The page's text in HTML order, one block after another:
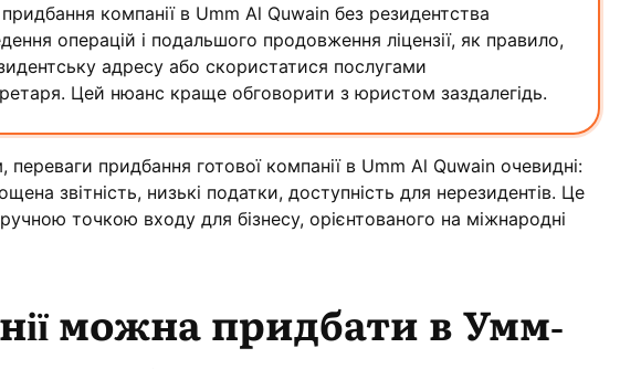
компанії в Umm Al Quwain без резидентства
операцій і подальшого продовження ліцензії, як правило,
адресу або скористатися послугами
Цей нюанс краще обговорити з юристом заздалегідь.
придбання готової компанії в Umm Al Quwain очевидні:
звітність, низькі податки, доступність для нерезидентів. Це
точкою входу для бізнесу, орієнтованого на міжнародні
можна придбати в Умм-